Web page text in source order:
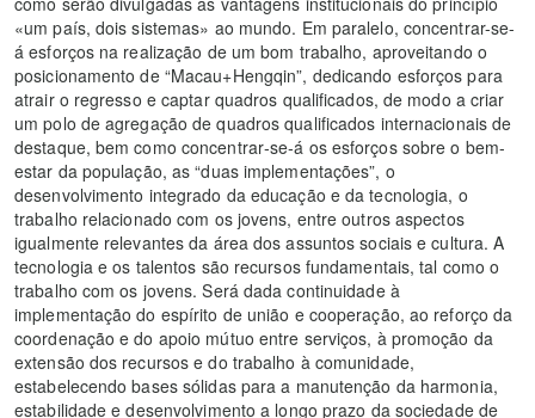
«um país, dois sistemas» ao mundo. Em paralelo, concentrar-se-
á esforços na realização de um bom trabalho, aproveitando o
posicionamento de “Macau+Hengqin”, dedicando esforços para
atrair o regresso e captar quadros qualificados, de modo a criar
um polo de agregação de quadros qualificados internacionais de
destaque, bem como concentrar‑se‑á os esforços sobre o bem-
estar da população, as “duas implementações”, o
desenvolvimento integrado da educação e da tecnologia, o
trabalho relacionado com os jovens, entre outros aspectos
igualmente relevantes da área dos assuntos sociais e cultura. A
tecnologia e os talentos são recursos fundamentais, tal como o
trabalho com os jovens. Será dada continuidade à
implementação do espírito de união e cooperação, ao reforço da
coordenação e do apoio mútuo entre serviços, à promoção da
extensão dos recursos e do trabalho à comunidade,
estabelecendo bases sólidas para a manutenção da harmonia,
estabilidade e desenvolvimento a longo prazo da sociedade de